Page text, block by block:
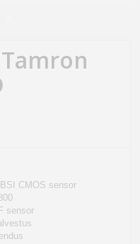
CMOS sensor
sensor